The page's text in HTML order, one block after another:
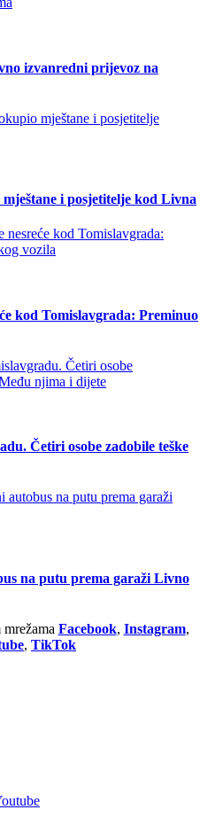
izvanredni prijevoz na
i posjetitelje kod Livna
kod Tomislavgrada: Preminuo
Četiri osobe zadobile teške
na putu prema garaži Livno
Facebook, Instagram,
, TikTok